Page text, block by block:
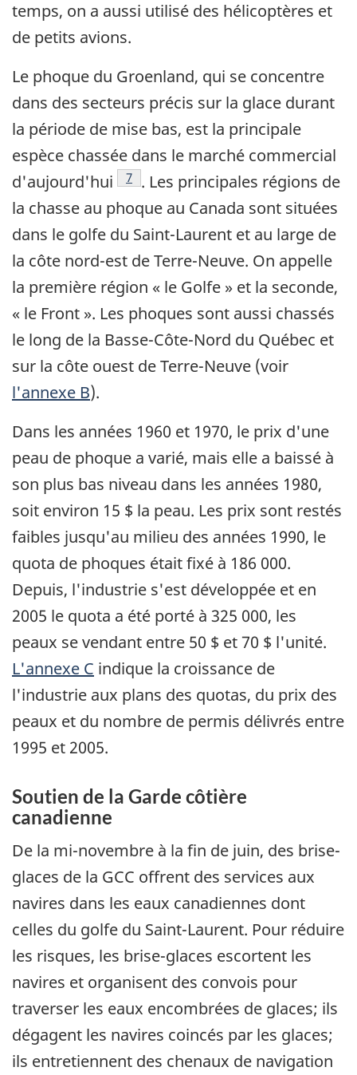
temps, on a aussi utilisé des hélicoptères et
de petits avions.
Le phoque du Groenland, qui se concentre
dans des secteurs précis sur la glace durant
la période de mise bas, est la principale
espèce chassée dans le marché commercial
d'aujourd'hui
Note de bas de page
7 . Les principales régions de
la chasse au phoque au Canada sont situées
dans le golfe du Saint-Laurent et au large de
la côte nord-est de Terre-Neuve. On appelle
la première région « le Golfe » et la seconde,
« le Front ». Les phoques sont aussi chassés
le long de la Basse-Côte-Nord du Québec et
sur la côte ouest de Terre-Neuve (voir
l'annexe B).
Dans les années 1960 et 1970, le prix d'une
peau de phoque a varié, mais elle a baissé à
son plus bas niveau dans les années 1980,
soit environ 15 $ la peau. Les prix sont restés
faibles jusqu'au milieu des années 1990, le
quota de phoques était fixé à 186 000.
Depuis, l'industrie s'est développée et en
2005 le quota a été porté à 325 000, les
peaux se vendant entre 50 $ et 70 $ l'unité.
L'annexe C indique la croissance de
l'industrie aux plans des quotas, du prix des
peaux et du nombre de permis délivrés entre
1995 et 2005.
Soutien de la Garde côtière
canadienne
De la mi-novembre à la fin de juin, des brise-
glaces de la GCC offrent des services aux
navires dans les eaux canadiennes dont
celles du golfe du Saint-Laurent. Pour réduire
les risques, les brise-glaces escortent les
navires et organisent des convois pour
traverser les eaux encombrées de glaces; ils
dégagent les navires coincés par les glaces;
ils entretiennent des chenaux de navigation